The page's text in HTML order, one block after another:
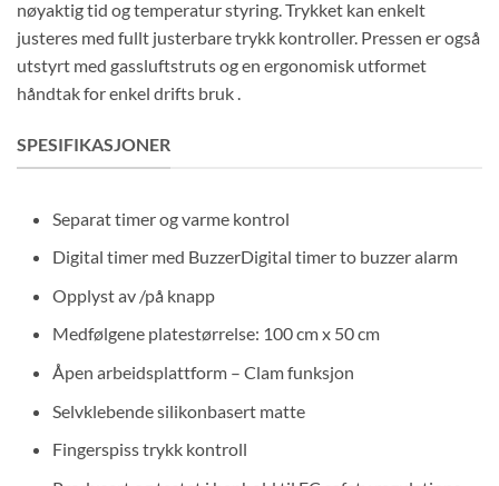
nøyaktig tid og temperatur styring. Trykket kan enkelt
justeres med fullt justerbare trykk kontroller. Pressen er også
utstyrt med gassluftstruts og en ergonomisk utformet
håndtak for enkel drifts bruk .
SPESIFIKASJONER
Separat timer og varme kontrol
Digital timer med BuzzerDigital timer to buzzer alarm
Opplyst av /på knapp
Medfølgene platestørrelse: 100 cm x 50 cm
Åpen arbeidsplattform – Clam funksjon
Selvklebende silikonbasert matte
Fingerspiss trykk kontroll